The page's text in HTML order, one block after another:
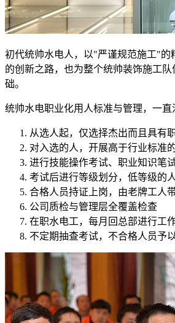
初代统帅水电人，以"严谨规范施工"的
的创新之路，也为整个统帅装饰施工
础。
统帅水电职业化用人标准与管理，一直
从选人起，仅选择杰出而且具有
对入选的人，开展高于行业标准
进行技能操作考试、职业知识笔
考试后进行等级划分，低等级的
合格人员持证上岗，由老牌工人
公司质检与管理层全覆盖检查
在职水电工，每月回总部进行工
不定期抽查考试，不合格人员予